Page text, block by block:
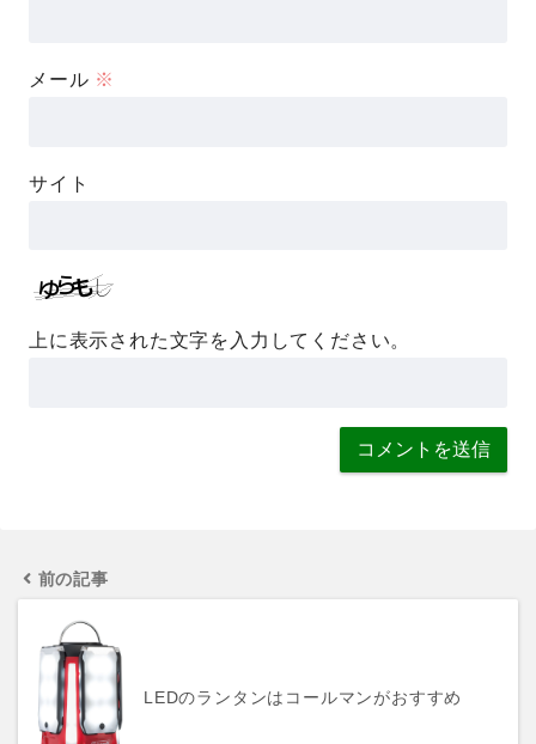
メール ※
サイト
上に表示された文字を入力してください。
前の記事
LEDのランタンはコールマンがおすすめ